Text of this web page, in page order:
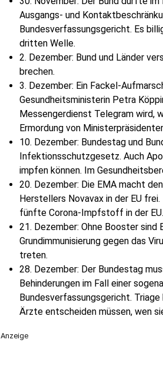
Ausgangs- und
Bundesverfassungsgericht. Es
dritten Welle.
2. Dezember: Bund und Länder
brechen.
3. Dezember: Ein Fackel-
Gesundheitsministerin Petra
Messengerdienst Telegram wird,
Ermordung von
10. Dezember: Bundestag und
Infektionsschutzgesetz. Auch
impfen können. Im
20. Dezember: Die EMA macht
Herstellers Novavax in der EU
fünfte Corona-Impfstoff in der EU.
21. Dezember: Ohne Booster
Grundimmunisierung gegen das
treten.
28. Dezember: Der Bundestag
Behinderungen im Fall einer
Bundesverfassungsgericht.
Ärzte entscheiden müssen, wen
Anzeige